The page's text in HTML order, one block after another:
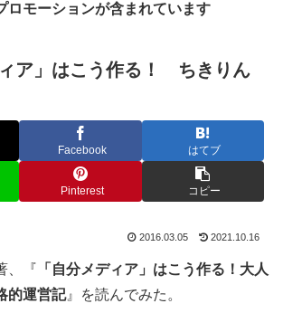
ロモーションが含まれています
ィア」はこう作る！ ちきりん
Facebook はてブ
Pinterest コピー
2016.03.05 2021.10.16
、『 「自分メディア」はこう作る！大人
的運営記』を読んでみた。